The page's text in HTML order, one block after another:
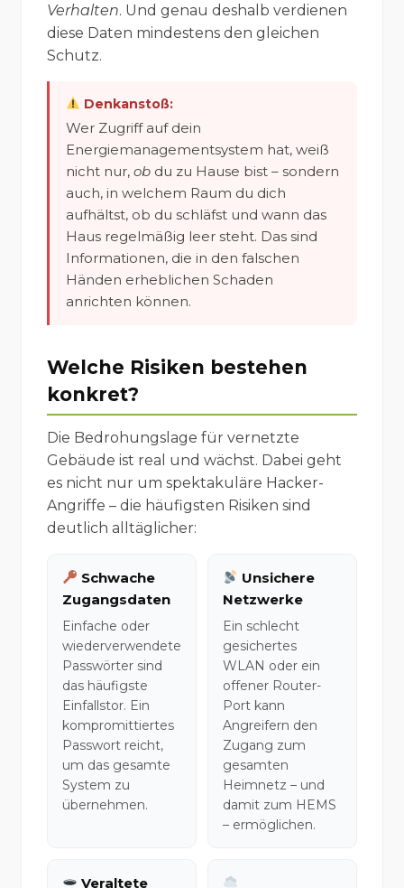
Verhalten. Und genau deshalb verdienen
diese Daten mindestens den gleichen
Schutz.
Denkanstoß:
Wer Zugriff auf dein
Energiemanagementsystem hat, weiß
nicht nur, ob du zu Hause bist – sondern
auch, in welchem Raum du dich
aufhältst, ob du schläfst und wann das
Haus regelmäßig leer steht. Das sind
Informationen, die in den falschen
Händen erheblichen Schaden
anrichten können.
Welche Risiken bestehen
konkret?
Die Bedrohungslage für vernetzte
Gebäude ist real und wächst. Dabei geht
es nicht nur um spektakuläre Hacker-
Angriffe – die häufigsten Risiken sind
deutlich alltäglicher:
Schwache
Zugangsdaten
Einfache oder
wiederverwendete
Passwörter sind
das häufigste
Einfallstor. Ein
kompromittiertes
Passwort reicht,
um das gesamte
System zu
übernehmen.
Unsichere
Netzwerke
Ein schlecht
gesichertes
WLAN oder ein
offener Router-
Port kann
Angreifern den
Zugang zum
gesamten
Heimnetz – und
damit zum HEMS
– ermöglichen.
Veraltete